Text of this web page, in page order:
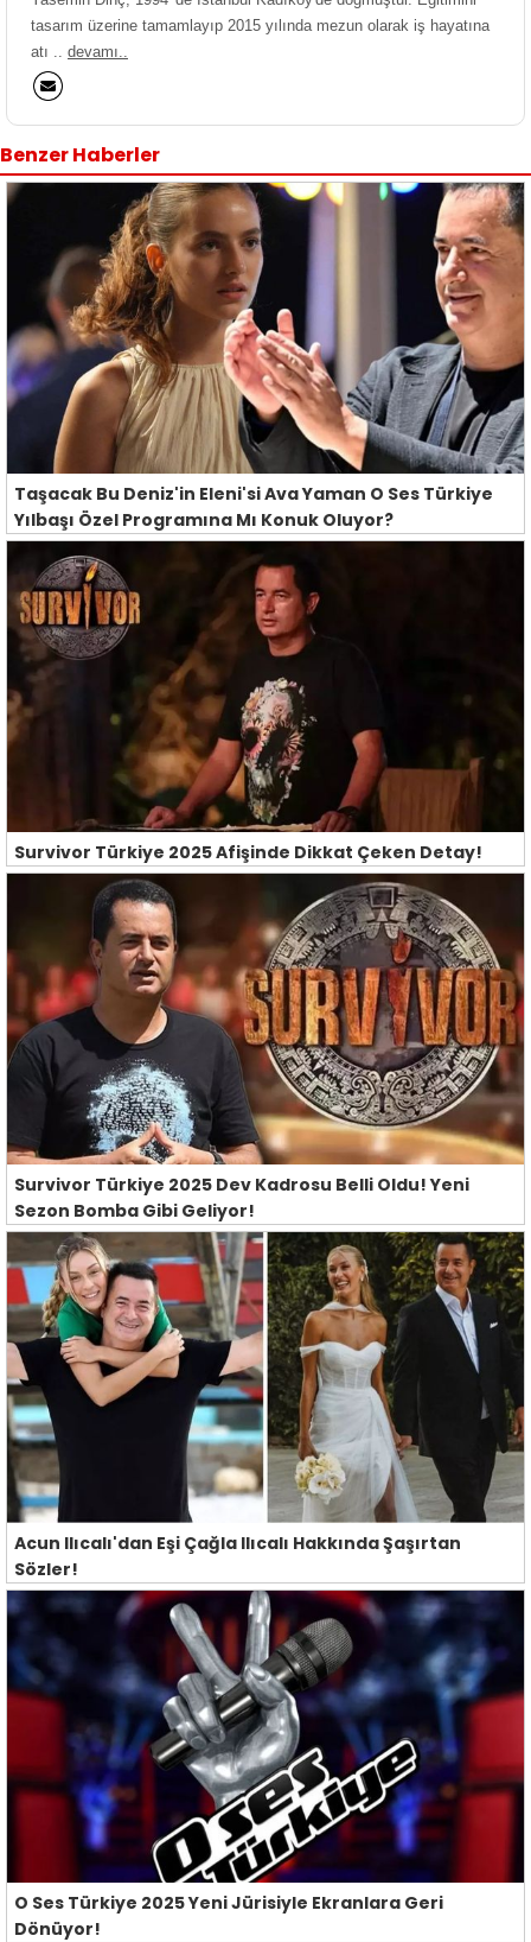
tasarım üzerine tamamlayıp 2015 yılında mezun olarak iş hayatına
atı .. devamı..
Benzer Haberler
Taşacak Bu Deniz'in Eleni'si Ava Yaman O Ses Türkiye
Yılbaşı Özel Programına Mı Konuk Oluyor?
Survivor Türkiye 2025 Afişinde Dikkat Çeken Detay!
Survivor Türkiye 2025 Dev Kadrosu Belli Oldu! Yeni
Sezon Bomba Gibi Geliyor!
Acun Ilıcalı'dan Eşi Çağla Ilıcalı Hakkında Şaşırtan
Sözler!
O Ses Türkiye 2025 Yeni Jürisiyle Ekranlara Geri
Dönüyor!